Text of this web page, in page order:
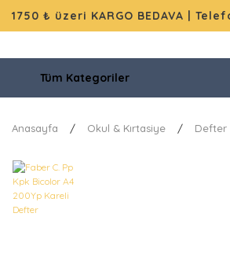
1750 ₺ üzeri KARGO BEDAVA |
Tüm Kategoriler
Anasayfa Okul & Kırtasiye Defter